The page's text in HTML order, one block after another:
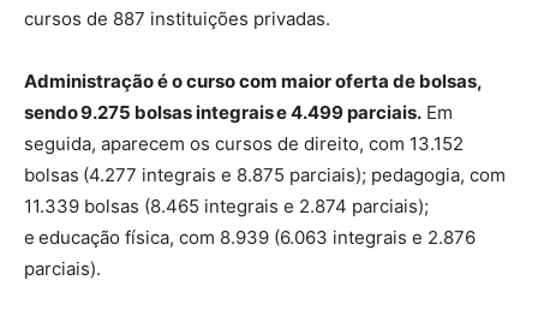
cursos de 887 instituições privadas.
Administração é o curso com maior oferta de bolsas,
sendo 9.275 bolsas integrais e 4.499 parciais. Em
seguida, aparecem os cursos de direito, com 13.152
bolsas (4.277 integrais e 8.875 parciais); pedagogia, com
11.339 bolsas (8.465 integrais e 2.874 parciais);
e educação física, com 8.939 (6.063 integrais e 2.876
parciais).